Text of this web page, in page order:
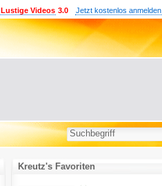
Jetzt kostenlos anmelden
Lustige Videos 3.0
Kreutz's Favoriten